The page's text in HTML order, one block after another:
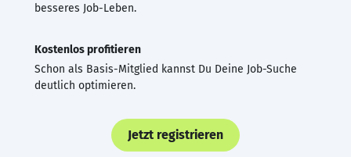
besseres Job-Leben.
Kostenlos profitieren
Schon als Basis-Mitglied kannst Du Deine Job-Suche
deutlich optimieren.
Jetzt registrieren